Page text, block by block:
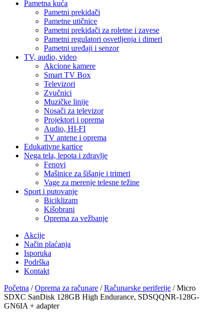
Pametna kuća
Pametni prekidači
Pametne utičnice
Pametni prekidači za roletne i zavese
Pametni regulatori osvetljenja i dimeri
Pametni uređaji i senzor
TV, audio, video
Akcione kamere
Smart TV Box
Televizori
Zvučnici
Muzičke linije
Nosači za televizor
Projektori i oprema
Audio, HI-FI
TV antene i oprema
Edukativne kartice
Nega tela, lepota i zdravlje
Fenovi
Mašinice za šišanje i trimeri
Vage za merenje telesne težine
Sport i putovanje
Biciklizam
Kišobrani
Oprema za vežbanje
Akcije
Način plaćanja
Isporuka
Podrška
Kontakt
Početna /Oprema za računare /Računarske periferije / Micro
SDXC SanDisk 128GB High Endurance, SDSQQNR-128G-
GN6IA + adapter